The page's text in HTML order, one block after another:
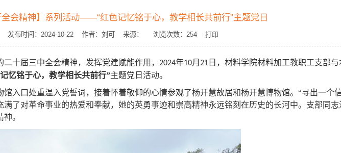
全会精神】系列活动——“红色记忆铭于心，教学相长共前行”主题党日
发布时间：2024-10-22 作者：刘可 来源： 浏览次数： 254 打印
十届三中全会精神，发挥党建赋能作用， 2024年10月 21 日，材料学院材料加工教职工支部
忆铭于心，教学相长共前行”主题党日活动。
入口处重温入党誓词，接着怀着敬仰的心情参观了杨开慧故居和杨开慧博物馆。 “寻出一个
了对革命事业的热爱和奉献，她的英勇事迹和崇高精神永远铭刻在历史的长河中。支部同志
。